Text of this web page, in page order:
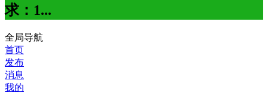
求：1...
全局导航
首页
发布
消息
我的